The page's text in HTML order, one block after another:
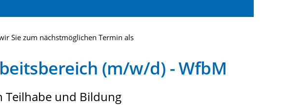
Sie zum nächstmöglichen Termin als
(m/w/d) - WfbM
Teilhabe und Bildung